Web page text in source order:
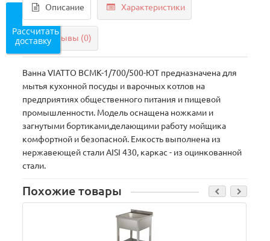
Описание Характеристики
Отзывы (0)
Ванна VIATTO ВСМК-1/700/500-ЮТ предназначена для
мытья кухонной посуды и варочных котлов на
предприятиях общественного питания и пищевой
промышленности. Модель оснащена ножками и
загнутыми бортиками,делающими работу мойщика
комфортной и безопасной. Емкость выполнена из
нержавеющей стали AISI 430, каркас - из оцинкованной
стали.
Похожие товары
Рассчитать
доставку